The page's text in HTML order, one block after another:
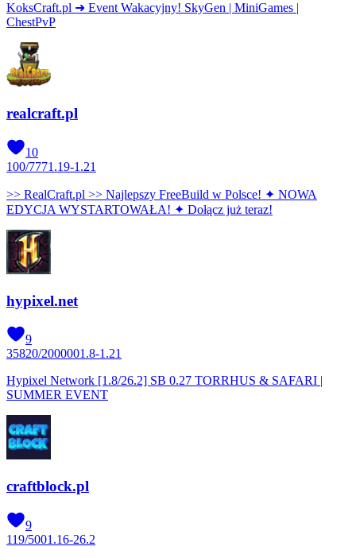
KoksCraft.pl ➜ Event Wakacyjny! SkyGen | MiniGames |
ChestPvP
realcraft.pl
10
100/7771.19-1.21
>> RealCraft.pl >> Najlepszy FreeBuild w Polsce! ✦ NOWA
EDYCJA WYSTARTOWAŁA! ✦ Dołącz już teraz!
hypixel.net
9
35820/2000001.8-1.21
Hypixel Network [1.8/26.2] SB 0.27 TORRHUS & SAFARI |
SUMMER EVENT
craftblock.pl
9
119/5001.16-26.2